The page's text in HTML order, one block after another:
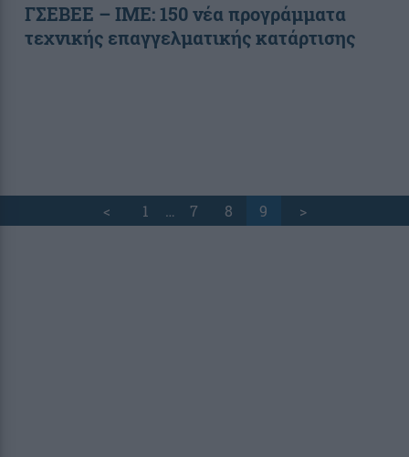
ΓΣΕΒΕΕ – ΙΜΕ: 150 νέα προγράμματα
τεχνικής επαγγελματικής κατάρτισης
< 1 … 7 8 9 >